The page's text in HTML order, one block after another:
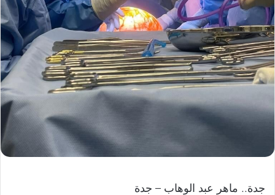
جدة.. ماهر عبد الوهاب – جدة